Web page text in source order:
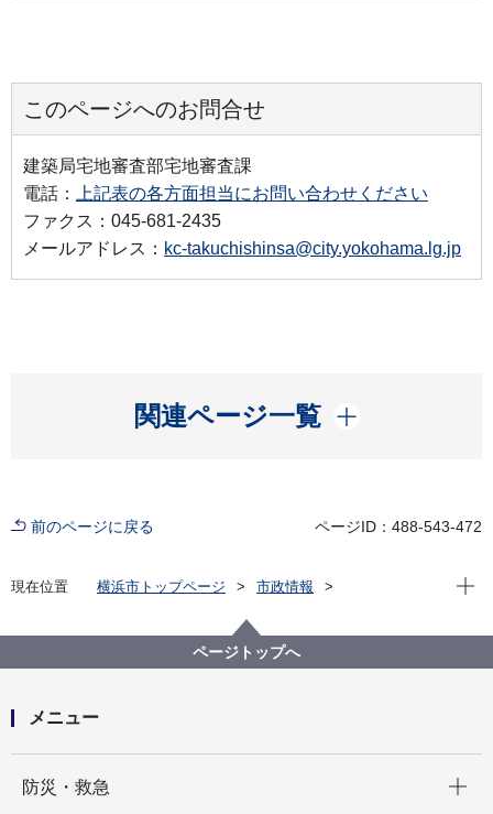
このページへのお問合せ
建築局宅地審査部宅地審査課
電話：
上記表の各方面担当にお問い合わせください
ファクス：045-681-2435
メールアドレス： kc-takuchishinsa@city.yokohama.lg.jp
関連ページ一覧
開く
前のページに戻る ページID：488-543-472
現在位置 横浜市トップページ
市政情報
現在
ページトップへ
メニュー
防災・救急